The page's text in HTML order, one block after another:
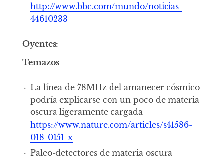
http://www.bbc.com/mundo/noticias-
44610233
Oyentes:
Temazos
La línea de 78MHz del amanecer cósmico
podría explicarse con un poco de materia
oscura ligeramente cargada
https://www.nature.com/articles/s41586-
018-0151-x
Paleo-detectores de materia oscura